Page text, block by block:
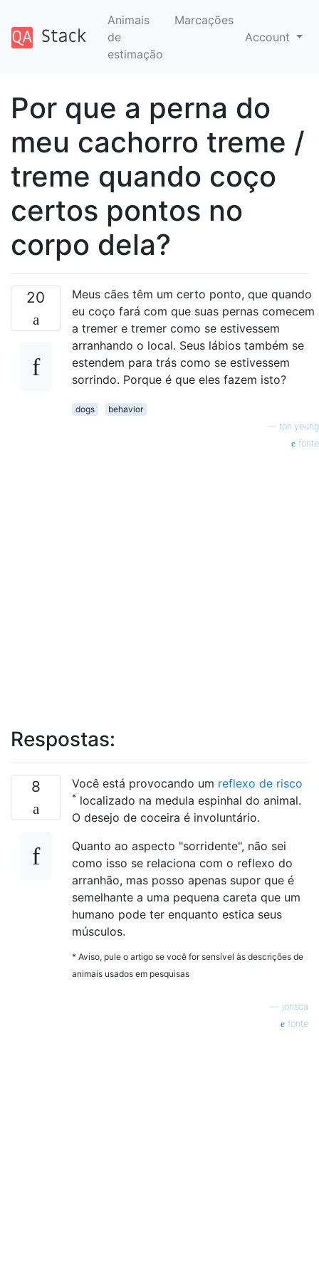
Animais
de
estimação
Marcações
Account
Por que a perna do
meu cachorro treme /
treme quando coço
certos pontos no
corpo dela?
20
Meus cães têm um certo ponto, que quando
eu coço fará com que suas pernas comecem
a tremer e tremer como se estivessem
arranhando o local. Seus lábios também se
estendem para trás como se estivessem
sorrindo. Porque é que eles fazem isto?
dogs
behavior
ton.yeung
fonte
Respostas:
8 Você está provocando um reflexo de risco
* localizado na medula espinhal do animal.
O desejo de coceira é involuntário.
Quanto ao aspecto "sorridente", não sei
como isso se relaciona com o reflexo do
arranhão, mas posso apenas supor que é
semelhante a uma pequena careta que um
humano pode ter enquanto estica seus
músculos.
* Aviso, pule o artigo se você for sensível às descrições de
animais usados ​​em pesquisas
jonsca
fonte